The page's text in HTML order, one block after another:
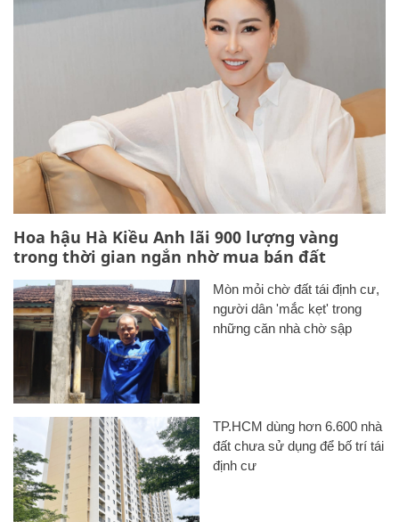
Hoa hậu Hà Kiều Anh lãi 900 lượng vàng
trong thời gian ngắn nhờ mua bán đất
Mòn mỏi chờ đất tái định cư,
người dân 'mắc kẹt' trong
những căn nhà chờ sập
TP.HCM dùng hơn 6.600 nhà
đất chưa sử dụng để bố trí tái
định cư